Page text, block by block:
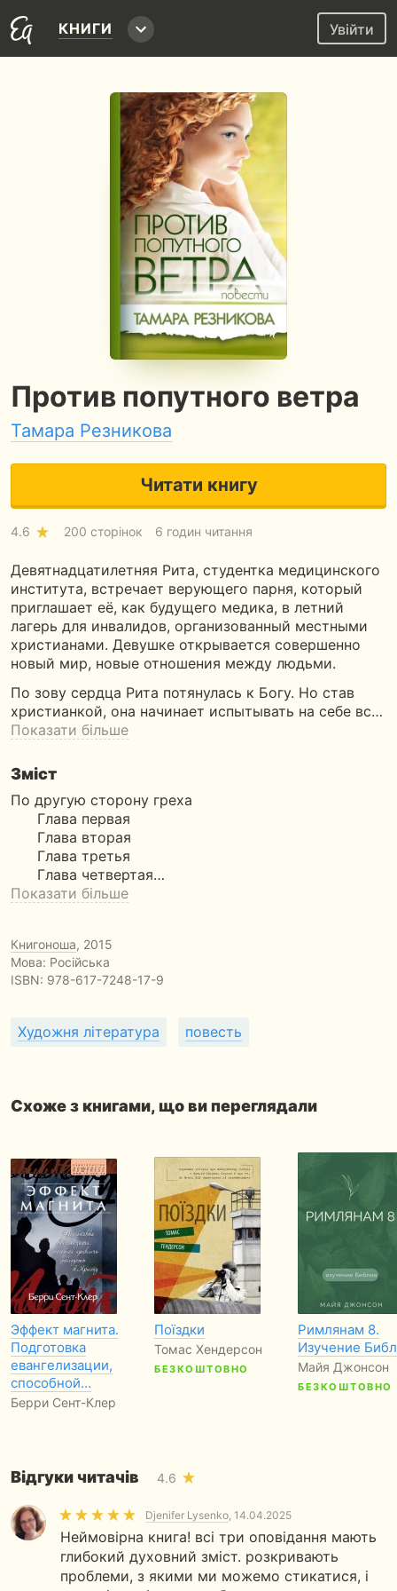
КНИГИ Увійти
Против попутного ветра
Тамара Резникова
Читати книгу
4.6 200 сторінок 6 годин читання
Девятнадцатилетняя Рита, студентка медицинского
института, встречает верующего парня, который
приглашает её, как будущего медика, в летний
лагерь для инвалидов, организованный местными
христианами. Девушке открывается совершенно
новый мир, новые отношения между людьми.
По зову сердца Рита потянулась к Богу. Но став
христианкой, она начинает испытывать на себе вс…
Показати більше
Зміст
По другую сторону греха
Глава первая
Глава вторая
Глава третья
Глава четвертая…
Показати більше
Книгоноша, 2015
Мова: Російська
ISBN: 978-617-7248-17-9
Художня література повесть
Схоже з книгами, що ви переглядали
Эффект магнита.
Подготовка
евангелизации,
способной…
Берри Сент-Клер
Поїздки
Томас Хендерсон
БЕЗКОШТОВНО
Римлянам 8.
Изучение
Майя Джонсон
БЕЗКОШТОВНО
Відгуки читачів 4.6
Djenifer Lysenko, 14.04.2025
Неймовірна книга! всі три оповідання мають
глибокий духовний зміст. розкривають
проблеми, з якими ми можемо стикатися, і